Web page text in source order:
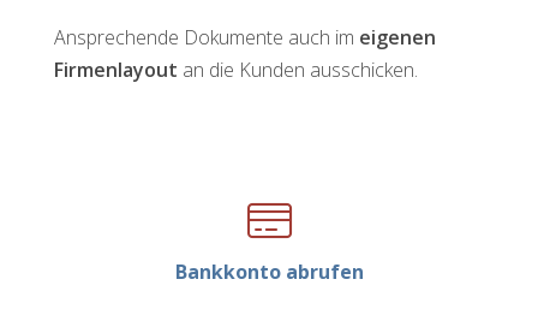
Ansprechende Dokumente auch im eigenen
Firmenlayout an die Kunden ausschicken.
Bankkonto abrufen